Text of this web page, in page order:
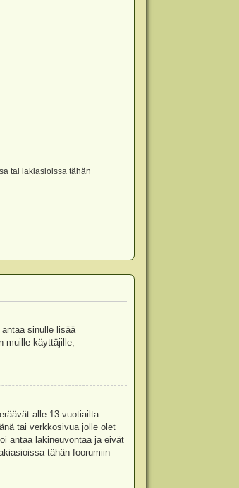
tai lakiasioissa tähän
sinulle lisää
muille käyttäjille,
alle 13-vuotiailta
tai verkkosivua jolle olet
antaa lakineuvontaa ja eivät
tähän foorumiin